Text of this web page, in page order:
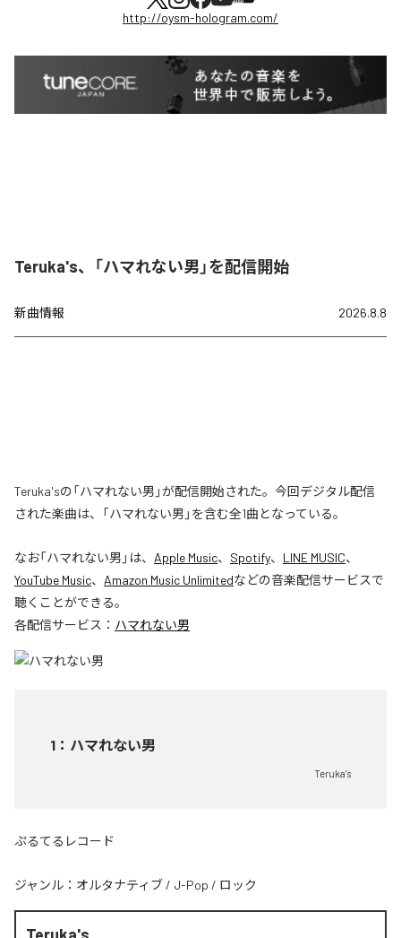
http://oysm-hologram.com/
Teruka's、「ハマれない男」を配信開始
新曲情報 2026.8.8
Teruka'sの「ハマれない男」が配信開始された。今回デジタル配信
された楽曲は、「ハマれない男」を含む全1曲となっている。
なお「ハマれない男 」は、 Apple Music、 Spotify、 LINE MUSIC、
YouTube Music、 Amazon Music Unlimitedなどの音楽配信サービスで
聴くことができる。
各配信サービス： ハマれない男
1 ： ハマれない男
Teruka's
ぷるてるレコード
ジャンル： オルタナティブ / J-Pop / ロック